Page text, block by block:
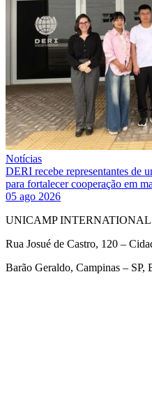
Notícias
DERI recebe representantes de
para fortalecer cooperação em
05 ago 2026
UNICAMP INTERNATIONAL
Rua Josué de Castro, 120 –
Barão Geraldo, Campinas – SP,